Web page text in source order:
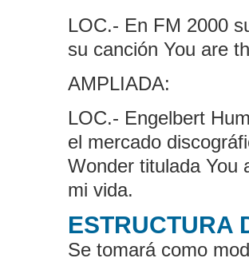
LOC.- En FM 2000
su canción You are
AMPLIADA:
LOC.- Engelbert
el mercado
Wonder titulada You
mi vida.
ESTRUCTURA
Se tomará como